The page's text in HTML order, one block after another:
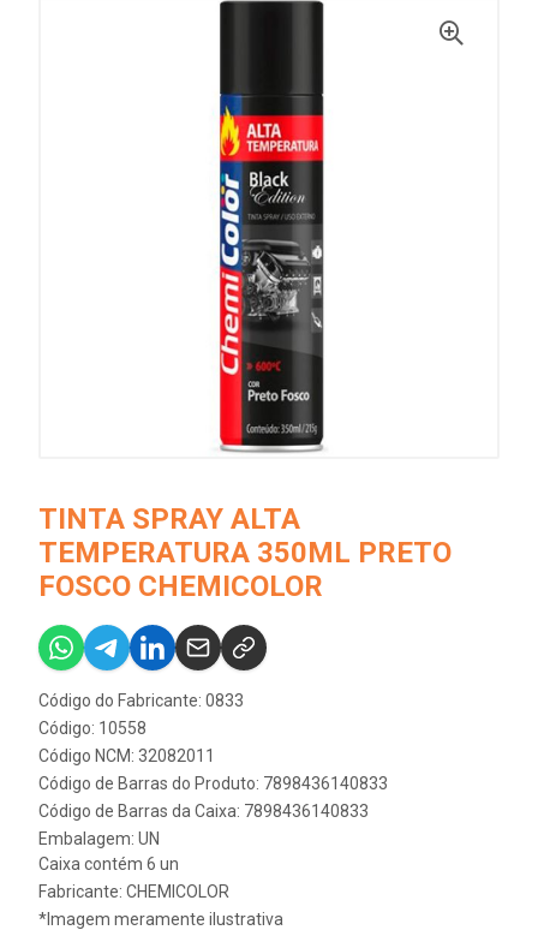
TINTA SPRAY ALTA
TEMPERATURA 350ML PRETO
FOSCO CHEMICOLOR
Código do Fabricante: 0833
Código: 10558
Código NCM: 32082011
Código de Barras do Produto: 7898436140833
Código de Barras da Caixa: 7898436140833
Embalagem: UN
Caixa contém 6 un
Fabricante: CHEMICOLOR
*Imagem meramente ilustrativa